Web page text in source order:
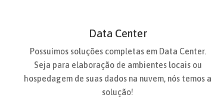
Data Center
Possuímos soluções completas em Data Center.
Seja para elaboração de ambientes locais ou
hospedagem de suas dados na nuvem, nós temos a
solução!